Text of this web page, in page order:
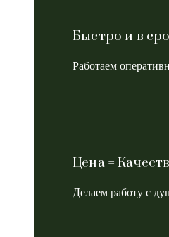
Быстро и в
Работаем
Цена =
Делаем работу с